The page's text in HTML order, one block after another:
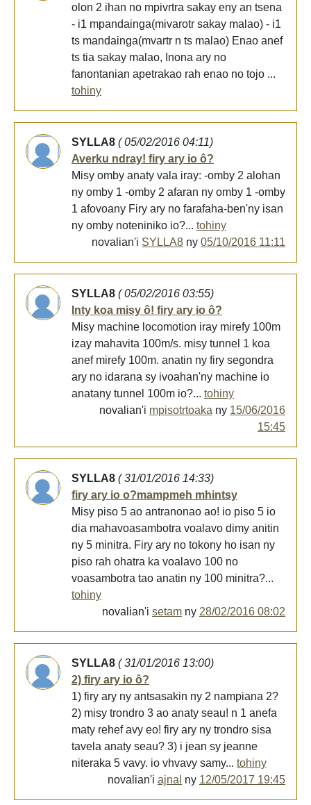
olon 2 ihan no mpivrtra sakay eny an tsena
- i1 mpandainga(mivarotr sakay malao) - i1
ts mandainga(mvartr n ts malao) Enao anef
ts tia sakay malao, Inona ary no
fanontanian apetrakao rah enao no tojo ...
tohiny
SYLLA8 ( 05/02/2016 04:11)
Averku ndray! firy ary io ô?
Misy omby anaty vala iray: -omby 2 alohan
ny omby 1 -omby 2 afaran ny omby 1 -omby
1 afovoany Firy ary no farafaha-ben'ny isan
ny omby noteniniko io?... tohiny
novalian'i SYLLA8 ny 05/10/2016 11:11
SYLLA8 ( 05/02/2016 03:55)
Inty koa misy ô! firy ary io ô?
Misy machine locomotion iray mirefy 100m
izay mahavita 100m/s. misy tunnel 1 koa
anef mirefy 100m. anatin ny firy segondra
ary no idarana sy ivoahan'ny machine io
anatany tunnel 100m io?... tohiny
novalian'i mpisotrtoaka ny 15/06/2016
15:45
SYLLA8 ( 31/01/2016 14:33)
firy ary io o?mampmeh mhintsy
Misy piso 5 ao antranonao ao! io piso 5 io
dia mahavoasambotra voalavo dimy anitin
ny 5 minitra. Firy ary no tokony ho isan ny
piso rah ohatra ka voalavo 100 no
voasambotra tao anatin ny 100 minitra?...
tohiny
novalian'i setam ny 28/02/2016 08:02
SYLLA8 ( 31/01/2016 13:00)
2) firy ary io ô?
1) firy ary ny antsasakin ny 2 nampiana 2?
2) misy trondro 3 ao anaty seau! n 1 anefa
maty rehef avy eo! firy ary ny trondro sisa
tavela anaty seau? 3) i jean sy jeanne
niteraka 5 vavy. io vhvavy samy... tohiny
novalian'i ajnal ny 12/05/2017 19:45